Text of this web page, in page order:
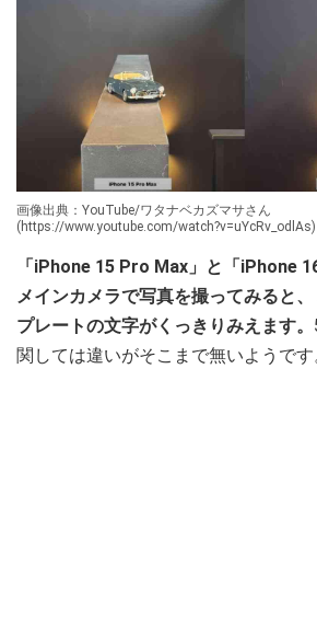
画像出典：YouTube/ワタナベカズマサさん
(https://www.youtube.com/watch?v=uYcRv_odlAs)
「iPhone 15 Pro Max」と「iPhone
メインカメラで写真を撮ってみると
プレートの文字がくっきりみえます。
関しては違いがそこまで無いようです